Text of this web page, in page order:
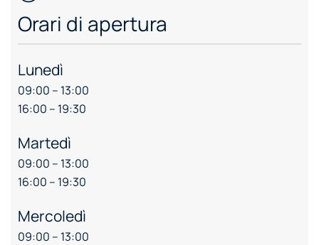
Orari di apertura
Lunedì
09:00 – 13:00
16:00 – 19:30
Martedì
09:00 – 13:00
16:00 – 19:30
Mercoledì
09:00 – 13:00